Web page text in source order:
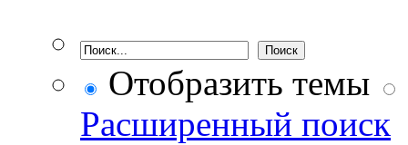
Отобразить темы
Расширенный поиск